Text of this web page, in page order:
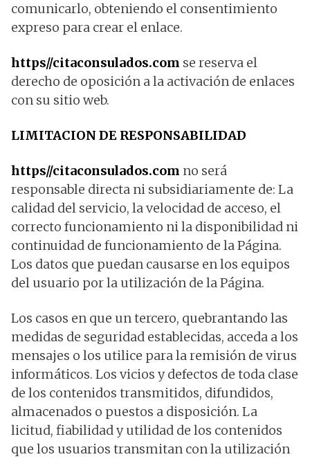
comunicarlo, obteniendo el consentimiento
expreso para crear el enlace.
https//citaconsulados.com se reserva el
derecho de oposición a la activación de enlaces
con su sitio web.
LIMITACION DE RESPONSABILIDAD
https//citaconsulados.com no será
responsable directa ni subsidiariamente de: La
calidad del servicio, la velocidad de acceso, el
correcto funcionamiento ni la disponibilidad ni
continuidad de funcionamiento de la Página.
Los datos que puedan causarse en los equipos
del usuario por la utilización de la Página.
Los casos en que un tercero, quebrantando las
medidas de seguridad establecidas, acceda a los
mensajes o los utilice para la remisión de virus
informáticos. Los vicios y defectos de toda clase
de los contenidos transmitidos, difundidos,
almacenados o puestos a disposición. La
licitud, fiabilidad y utilidad de los contenidos
que los usuarios transmitan con la utilización